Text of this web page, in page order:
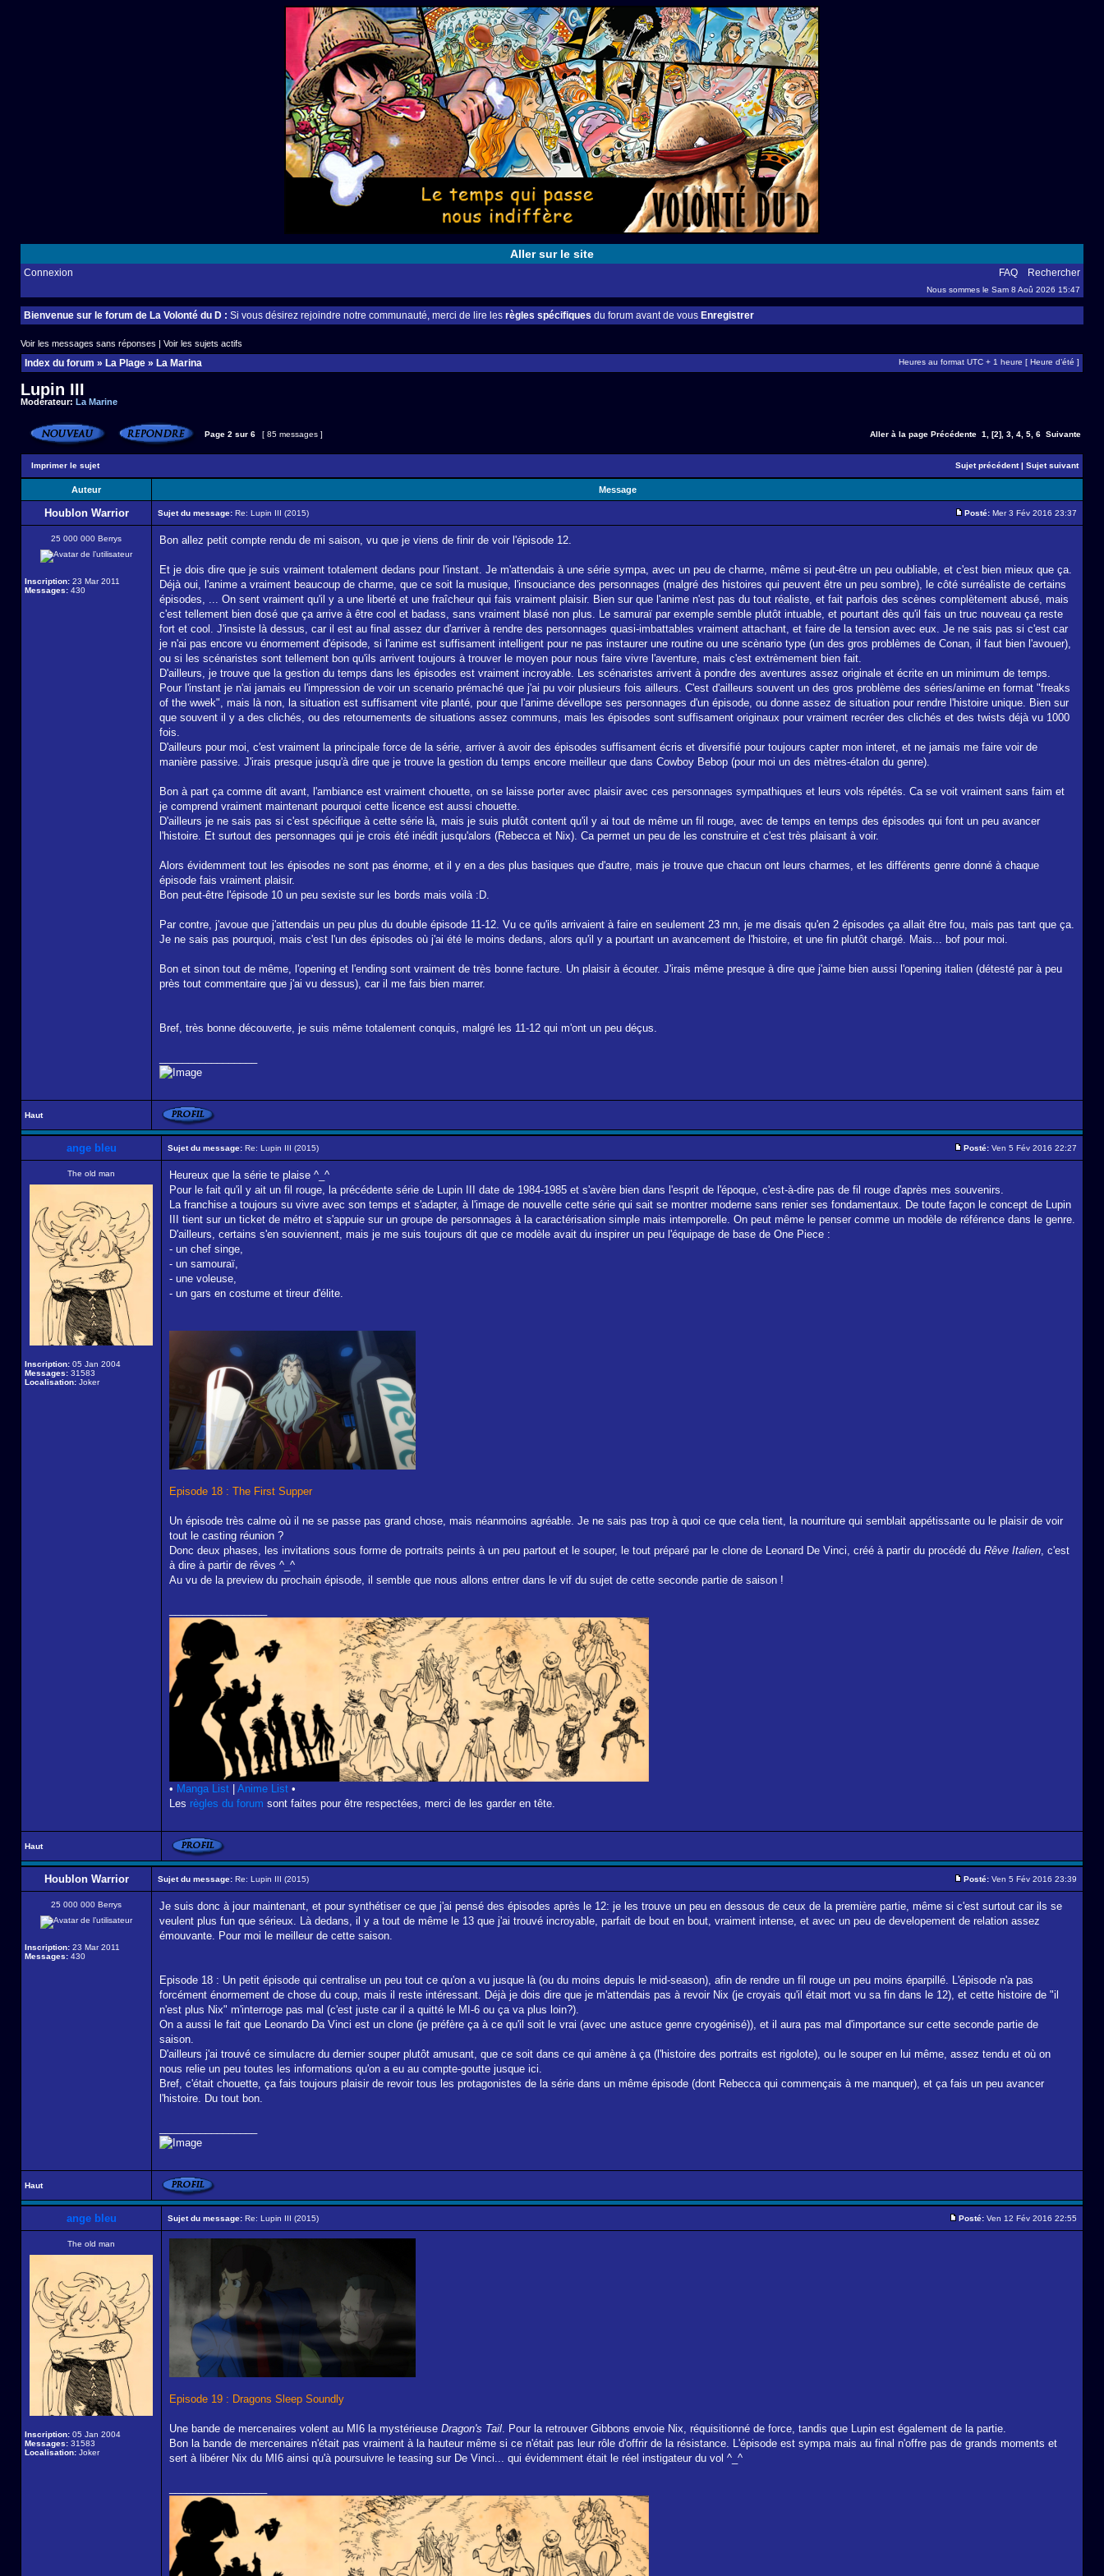
Aller sur le site
Connexion FAQ Rechercher
Nous sommes le Sam 8 Aoû 2026 15:47
Bienvenue sur le forum de La Volonté du D : Si vous désirez rejoindre notre communauté, merci de lire les règles spécifiques du forum avant de vous Enregistrer
Voir les messages sans réponses | Voir les sujets actifs
Index du forum » La Plage » La Marina Heures au format UTC + 1 heure [ Heure d’été ]
Lupin III
Modérateur: La Marine
Page 2 sur 6 [ 85 messages ] Aller à la page Précédente 1 [2] 3 4 5 6 Suivante
Imprimer le sujet Sujet précédent| Sujet suivant
Auteur Message
Houblon Warrior Sujet du message: Re: Lupin III (2015) Posté: Mer 3 Fév 2016 23:37
25 000 000 Berrys
Inscription: 23 Mar 2011
Messages: 430
Bon allez petit compte rendu de mi saison, vu que je viens de finir de voir l'épisode 12.
Et je dois dire que je suis vraiment totalement dedans pour l'instant. Je m'attendais à une série sympa, avec un peu de charme, même si peut-être un peu oubliable, et c'est bien mieux que ça.
Déjà oui, l'anime a vraiment beaucoup de charme, que ce soit la musique, l'insouciance des personnages (malgré des histoires qui peuvent être un peu sombre), le côté surréaliste de certains
épisodes, ... On sent vraiment qu'il y a une liberté et une fraîcheur qui fais vraiment plaisir. Bien sur que l'anime n'est pas du tout réaliste, et fait parfois des scènes complètement abusé, mais
c'est tellement bien dosé que ça arrive à être cool et badass, sans vraiment blasé non plus. Le samuraï par exemple semble plutôt intuable, et pourtant dès qu'il fais un truc nouveau ça reste
fort et cool. J'insiste là dessus, car il est au final assez dur d'arriver à rendre des personnages quasi-imbattables vraiment attachant, et faire de la tension avec eux. Je ne sais pas si c'est car
je n'ai pas encore vu énormement d'épisode, si l'anime est suffisament intelligent pour ne pas instaurer une routine ou une scènario type (un des gros problèmes de Conan, il faut bien l'avouer),
ou si les scénaristes sont tellement bon qu'ils arrivent toujours à trouver le moyen pour nous faire vivre l'aventure, mais c'est extrèmement bien fait.
D'ailleurs, je trouve que la gestion du temps dans les épisodes est vraiment incroyable. Les scénaristes arrivent à pondre des aventures assez originale et écrite en un minimum de temps.
Pour l'instant je n'ai jamais eu l'impression de voir un scenario prémaché que j'ai pu voir plusieurs fois ailleurs. C'est d'ailleurs souvent un des gros problème des séries/anime en format "freaks
of the wwek", mais là non, la situation est suffisament vite planté, pour que l'anime dévellope ses personnages d'un épisode, ou donne assez de situation pour rendre l'histoire unique. Bien sur
que souvent il y a des clichés, ou des retournements de situations assez communs, mais les épisodes sont suffisament originaux pour vraiment recréer des clichés et des twists déjà vu 1000
fois.
D'ailleurs pour moi, c'est vraiment la principale force de la série, arriver à avoir des épisodes suffisament écris et diversifié pour toujours capter mon interet, et ne jamais me faire voir de
manière passive. J'irais presque jusqu'à dire que je trouve la gestion du temps encore meilleur que dans Cowboy Bebop (pour moi un des mètres-étalon du genre).
Bon à part ça comme dit avant, l'ambiance est vraiment chouette, on se laisse porter avec plaisir avec ces personnages sympathiques et leurs vols répétés. Ca se voit vraiment sans faim et
je comprend vraiment maintenant pourquoi cette licence est aussi chouette.
D'ailleurs je ne sais pas si c'est spécifique à cette série là, mais je suis plutôt content qu'il y ai tout de même un fil rouge, avec de temps en temps des épisodes qui font un peu avancer
l'histoire. Et surtout des personnages qui je crois été inédit jusqu'alors (Rebecca et Nix). Ca permet un peu de les construire et c'est très plaisant à voir.
Alors évidemment tout les épisodes ne sont pas énorme, et il y en a des plus basiques que d'autre, mais je trouve que chacun ont leurs charmes, et les différents genre donné à chaque
épisode fais vraiment plaisir.
Bon peut-être l'épisode 10 un peu sexiste sur les bords mais voilà :D.
Par contre, j'avoue que j'attendais un peu plus du double épisode 11-12. Vu ce qu'ils arrivaient à faire en seulement 23 mn, je me disais qu'en 2 épisodes ça allait être fou, mais pas tant que ça.
Je ne sais pas pourquoi, mais c'est l'un des épisodes où j'ai été le moins dedans, alors qu'il y a pourtant un avancement de l'histoire, et une fin plutôt chargé. Mais... bof pour moi.
Bon et sinon tout de même, l'opening et l'ending sont vraiment de très bonne facture. Un plaisir à écouter. J'irais même presque à dire que j'aime bien aussi l'opening italien (détesté par à peu
près tout commentaire que j'ai vu dessus), car il me fais bien marrer.
Bref, très bonne découverte, je suis même totalement conquis, malgré les 11-12 qui m'ont un peu déçus.
Haut
ange bleu Sujet du message: Re: Lupin III (2015) Posté: Ven 5 Fév 2016 22:27
The old man
Inscription: 05 Jan 2004
Messages: 31583
Localisation: Joker
Heureux que la série te plaise ^_^
Pour le fait qu'il y ait un fil rouge, la précédente série de Lupin III date de 1984-1985 et s'avère bien dans l'esprit de l'époque, c'est-à-dire pas de fil rouge d'après mes souvenirs.
La franchise a toujours su vivre avec son temps et s'adapter, à l'image de nouvelle cette série qui sait se montrer moderne sans renier ses fondamentaux. De toute façon le concept de Lupin
III tient sur un ticket de métro et s'appuie sur un groupe de personnages à la caractérisation simple mais intemporelle. On peut même le penser comme un modèle de référence dans le genre.
D'ailleurs, certains s'en souviennent, mais je me suis toujours dit que ce modèle avait du inspirer un peu l'équipage de base de One Piece :
- un chef singe,
- un samouraï,
- une voleuse,
- un gars en costume et tireur d'élite.
Episode 18 : The First Supper
Un épisode très calme où il ne se passe pas grand chose, mais néanmoins agréable. Je ne sais pas trop à quoi ce que cela tient, la nourriture qui semblait appétissante ou le plaisir de voir
tout le casting réunion ?
Donc deux phases, les invitations sous forme de portraits peints à un peu partout et le souper, le tout préparé par le clone de Leonard De Vinci, créé à partir du procédé du Rêve Italien, c'est
à dire à partir de rêves ^_^
Au vu de la preview du prochain épisode, il semble que nous allons entrer dans le vif du sujet de cette seconde partie de saison !
• Manga List Anime List •
Les règles du forum sont faites pour être respectées, merci de les garder en tête.
Haut
Houblon Warrior Sujet du message: Re: Lupin III (2015) Posté: Ven 5 Fév 2016 23:39
25 000 000 Berrys
Inscription: 23 Mar 2011
Messages: 430
Je suis donc à jour maintenant, et pour synthétiser ce que j'ai pensé des épisodes après le 12: je les trouve un peu en dessous de ceux de la première partie, même si c'est surtout car ils se
veulent plus fun que sérieux. Là dedans, il y a tout de même le 13 que j'ai trouvé incroyable, parfait de bout en bout, vraiment intense, et avec un peu de developement de relation assez
émouvante. Pour moi le meilleur de cette saison.
Episode 18 : Un petit épisode qui centralise un peu tout ce qu'on a vu jusque là (ou du moins depuis le mid-season), afin de rendre un fil rouge un peu moins éparpillé. L'épisode n'a pas
forcément énormement de chose du coup, mais il reste intéressant. Déjà je dois dire que je m'attendais pas à revoir Nix (je croyais qu'il était mort vu sa fin dans le 12), et cette histoire de "il
n'est plus Nix" m'interroge pas mal (c'est juste car il a quitté le MI-6 ou ça va plus loin?).
On a aussi le fait que Leonardo Da Vinci est un clone (je préfère ça à ce qu'il soit le vrai (avec une astuce genre cryogénisé)), et il aura pas mal d'importance sur cette seconde partie de
saison.
D'ailleurs j'ai trouvé ce simulacre du dernier souper plutôt amusant, que ce soit dans ce qui amène à ça (l'histoire des portraits est rigolote), ou le souper en lui même, assez tendu et où on
nous relie un peu toutes les informations qu'on a eu au compte-goutte jusque ici.
Bref, c'était chouette, ça fais toujours plaisir de revoir tous les protagonistes de la série dans un même épisode (dont Rebecca qui commençais à me manquer), et ça fais un peu avancer
l'histoire. Du tout bon.
Haut
ange bleu Sujet du message: Re: Lupin III (2015) Posté: Ven 12 Fév 2016 22:55
The old man
Inscription: 05 Jan 2004
Messages: 31583
Localisation: Joker
Episode 19 : Dragons Sleep Soundly
Une bande de mercenaires volent au MI6 la mystérieuse Dragon's Tail. Pour la retrouver Gibbons envoie Nix, réquisitionné de force, tandis que Lupin est également de la partie.
Bon la bande de mercenaires n'était pas vraiment à la hauteur même si ce n'était pas leur rôle d'offrir de la résistance. L'épisode est sympa mais au final n'offre pas de grands moments et
sert à libérer Nix du MI6 ainsi qu'à poursuivre le teasing sur De Vinci... qui évidemment était le réel instigateur du vol ^_^